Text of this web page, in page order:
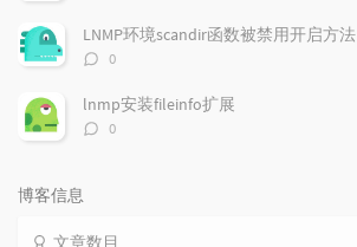
数：
LNMP环境scandir函数被禁用开启方法
评
数：
0
lnmp安装fileinfo扩展
评
0
博客信息
文章数目